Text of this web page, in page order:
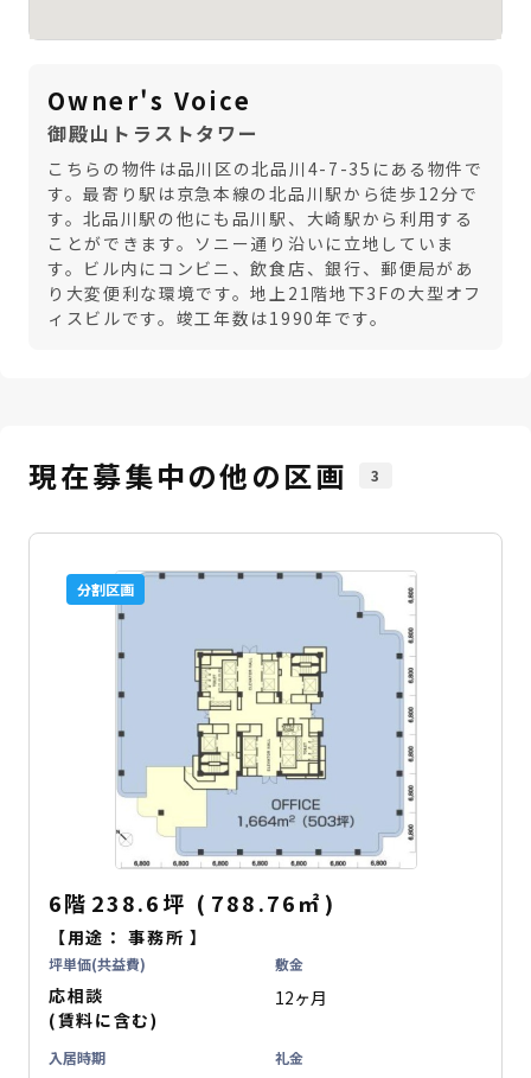
Owner's Voice
御殿山トラストタワー
こちらの物件は品川区の北品川4-7-35にある物件で
す。最寄り駅は京急本線の北品川駅から徒歩12分で
す。北品川駅の他にも品川駅、大崎駅から利用する
ことができます。ソニー通り沿いに立地していま
す。ビル内にコンビニ、飲食店、銀行、郵便局があ
り大変便利な環境です。地上21階地下3Fの大型オフ
ィスビルです。竣工年数は1990年です。
現在募集中の他の区画 3
分割区画
6階 238.6坪 ( 788.76㎡ )
【用途：事務所 】
坪単価(共益費)
応相談
(賃料に含む)
敷金
12ヶ月
入居時期 礼金